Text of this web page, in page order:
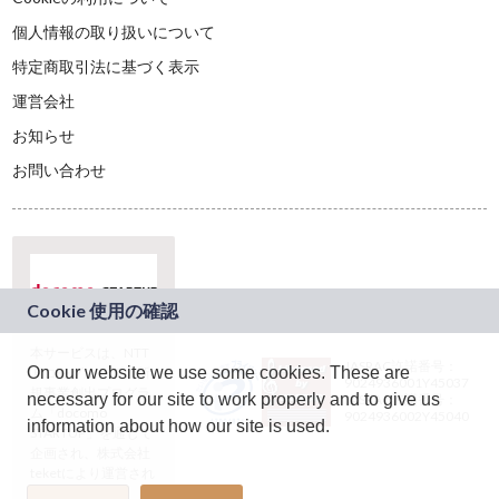
個人情報の取り扱いについて
特定商取引法に基づく表示
運営会社
お知らせ
お問い合わせ
ドコモグループの新
規事業創出プログラ
ム「docomo
STARTUP」を通じて
JASRAC許諾番号：
9024936001Y45037
JASRAC許諾番号：
On our website we use some cookies. These are
necessary for our site to work properly and to give us
information about how our site is used.